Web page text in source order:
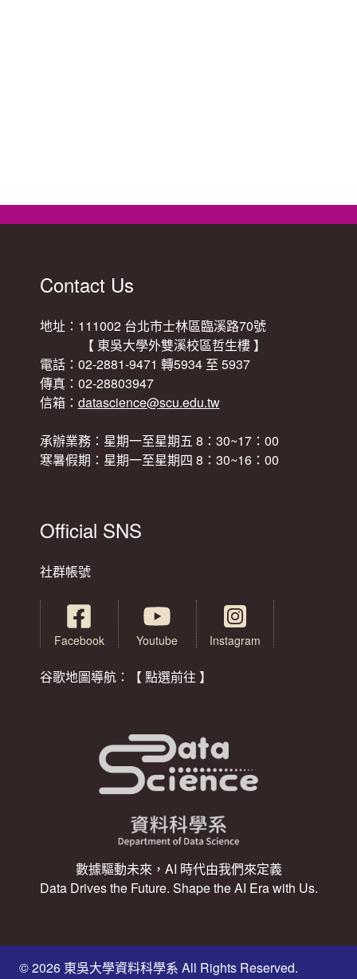
Contact Us
地址：111002 台北市士林區臨溪路70號
【 東吳大學外雙溪校區哲生樓 】
電話：02-2881-9471 轉5934 至 5937
傳真：02-28803947
信箱： datascience@scu.edu.tw
承辦業務：星期一至星期五 8：30~17：00
寒暑假期：星期一至星期四 8：30~16：00
Official SNS
社群帳號
Facebook Youtube Instagram
谷歌地圖導航：【 點選前往 】
數據驅動未來，AI 時代由我們來定義
Data Drives the Future. Shape the AI Era with Us.
© 2026 東吳大學資料科學系 All Rights Reserved.